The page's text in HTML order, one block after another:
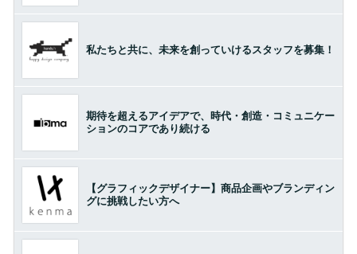
私たちと共に、未来を創っていけるスタッフを募集！
期待を超えるアイデアで、時代・創造・コミュニケー
ションのコアであり続ける
【グラフィックデザイナー】商品企画やブランディン
グに挑戦したい方へ